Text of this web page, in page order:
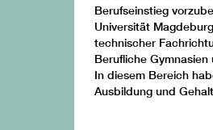
Berufseinstieg
Universität
technischer
Berufliche
In diesem Bereich
Ausbildung und